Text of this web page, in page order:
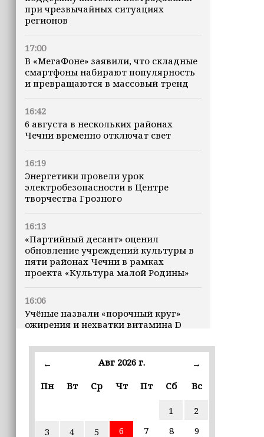
при чрезвычайных ситуациях
регионов
17:00
В «МегаФоне» заявили, что складные
смартфоны набирают популярность
и превращаются в массовый тренд
16:42
6 августа в нескольких районах
Чечни временно отключат свет
16:19
Энергетики провели урок
электробезопасности в Центре
творчества Грозного
16:13
«Партийный десант» оценил
обновление учреждений культуры в
пяти районах Чечни в рамках
проекта «Культура малой Родины»
16:06
Учёные назвали «порочный круг»
ожирения и нехватки витамина D
16:00
В Чеченской Республике начинается
избирательные комиссии
← Авг 2026 г.
→
Пн
Вт Ср Чт Пт Сб Вс
1
2
3
4 5 6 7 8
9